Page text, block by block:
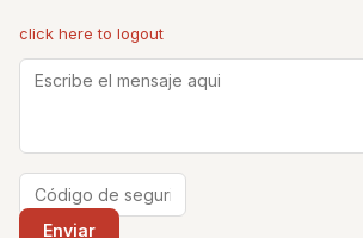
click here to logout